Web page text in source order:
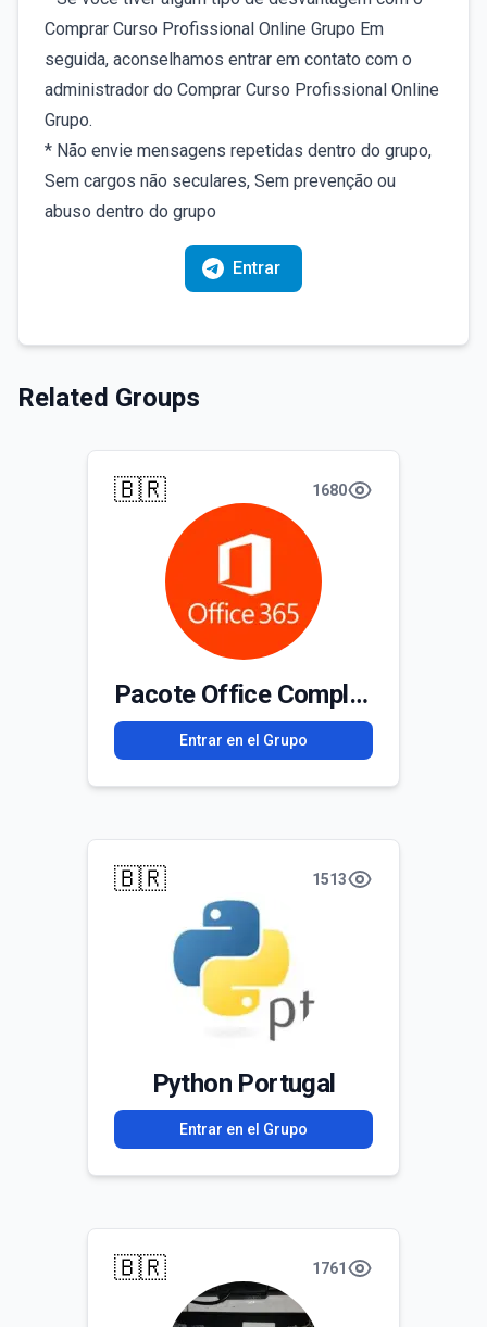
Comprar Curso Profissional Online Grupo Em
seguida, aconselhamos entrar em contato com o
administrador do Comprar Curso Profissional Online
Grupo.
* Não envie mensagens repetidas dentro do grupo,
Sem cargos não seculares, Sem prevenção ou
abuso dentro do grupo
Entrar
Related Groups
🇧🇷 1680
Pacote Office Completo
Entrar en el Grupo
🇧🇷 1513
Python Portugal
Entrar en el Grupo
🇧🇷 1761